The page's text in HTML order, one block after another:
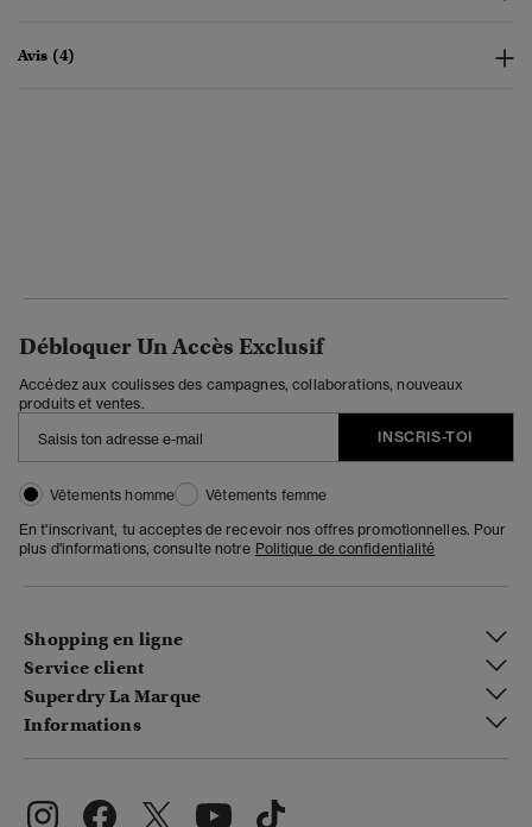
Avis (4)
Débloquer Un Accès Exclusif
Accédez aux coulisses des campagnes, collaborations, nouveaux
produits et ventes.
INSCRIS-TOI
Vêtements homme
Vêtements femme
En t'inscrivant, tu acceptes de recevoir nos offres promotionnelles. Pour
plus d'informations, consulte notre Politique de confidentialité
Shopping en ligne
Service client
Superdry La Marque
Informations